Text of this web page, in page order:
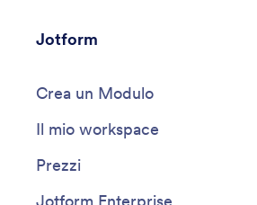
Jotform
Crea un Modulo
Il mio workspace
Prezzi